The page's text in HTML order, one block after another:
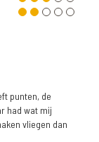
punten, de
had wat mij
vliegen dan